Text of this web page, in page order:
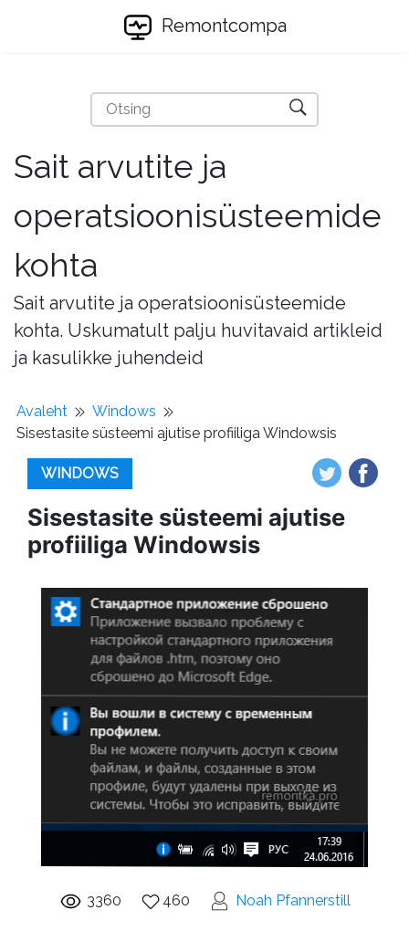
Remontcompa
Sait arvutite ja
operatsioonisüsteemide
kohta
Sait arvutite ja operatsioonisüsteemide
kohta. Uskumatult palju huvitavaid artikleid
ja kasulikke juhendeid
Avaleht
Windows
Sisestasite süsteemi ajutise profiiliga Windowsis
WINDOWS
Sisestasite süsteemi ajutise
profiiliga Windowsis
3360 460 Noah Pfannerstill